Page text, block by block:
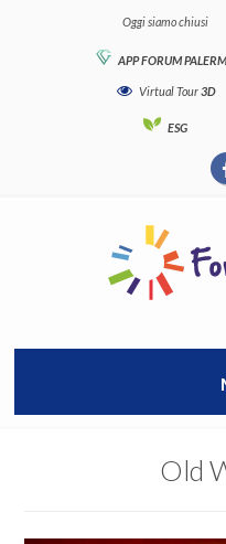
Oggi siamo chiusi
APP FORUM
Virtual Tour3D
ESG
Old